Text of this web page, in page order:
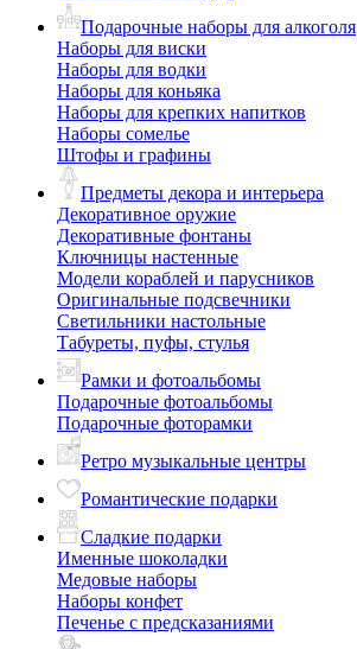
Подарочные наборы для алкоголя
Наборы для виски
Наборы для водки
Наборы для коньяка
Наборы для крепких напитков
Наборы сомелье
Штофы и графины
Предметы декора и интерьера
Декоративное оружие
Декоративные фонтаны
Ключницы настенные
Модели кораблей и парусников
Оригинальные подсвечники
Светильники настольные
Табуреты, пуфы, стулья
Рамки и фотоальбомы
Подарочные фотоальбомы
Подарочные фоторамки
Ретро музыкальные центры
Романтические подарки
Сладкие подарки
Именные шоколадки
Медовые наборы
Наборы конфет
Печенье с предсказаниями